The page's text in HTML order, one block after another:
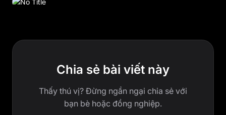
Chia sẻ bài viết này
Thấy thú vị? Đừng ngần ngại chia sẻ với
bạn bè hoặc đồng nghiệp.